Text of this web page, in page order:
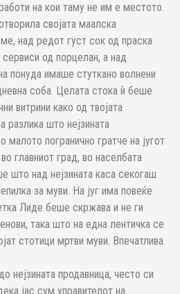
на кои таму не им е местото.
својата маалска
над редот густ сок од праска
од порцелан, а над
понуда имаше стуткано волнени
соба. Целата стока ѝ беше
витрини како од твојата
разлика што нејзината
малото погранично гратче на југот
главниот град, во населбата
што над нејзината каса секогаш
за муви. На југ има повеќе
Лиде беше скржава и не ги
така што на една лентичка се
стотици мртви муви. Впечатлива
нејзината продавница, често си
јас сум управителот на